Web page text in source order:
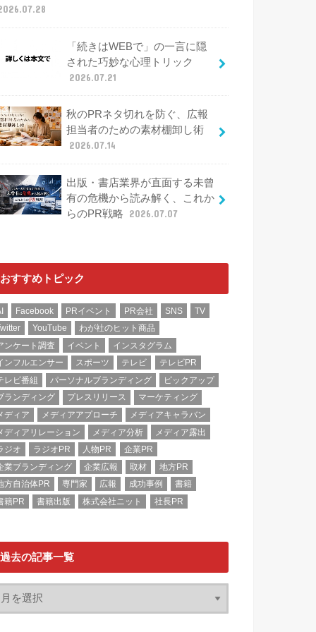
「続きはWEBで」の一言に隠
された巧妙な心理トリック
2026.07.21
秋のPRネタ切れを防ぐ、広報
担当者のための素材棚卸し術
2026.07.14
出版・書店業界が直面する未曾
有の危機から読み解く、これか
らのPR戦略
2026.07.07
おすすめトピック
Facebook PRイベント PR会社 SNS
TV
YouTube
わが社のヒット商品
ンケート調査
イベント
インスタグラム
ンフルエンサー
スポーツ テレビ
テレビPR
レビ番組
パーソナルブランディング
ピックアップ
ランディング
プレスリリース
マーケティング
ディア
メディアアプローチ
メディアキャラバン
ディアリレーション
メディア分析
メディア露出
ジオ
ラジオPR 人物PR
企業PR
業ブランディング
企業広報 取材
地方PR
方自治体PR
専門家 広報 成功事例
書籍
籍PR
書籍出版 株式会社ニット 社長PR
過去の記事一覧